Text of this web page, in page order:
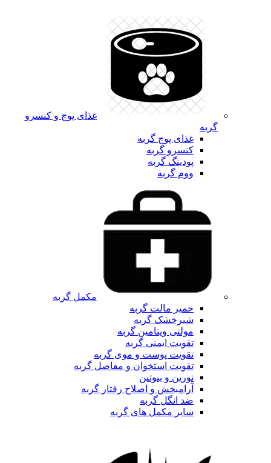
غذای پوچ و کنسرو
گربه
غذای پوچ گربه
کنسرو گربه
پودینگ گربه
ووم گربه
مکمل گربه
خمیر مالت گربه
شیرخشک گربه
مولتی ویتامین گربه
تقویت ایمنی گربه
تقویت پوست و موی گربه
تقویت استخوان و مفاصل گربه
تورین و بیوتین
آرامبخش و اصلاح رفتار گربه
ضد انگل گربه
سایر مکمل های گربه